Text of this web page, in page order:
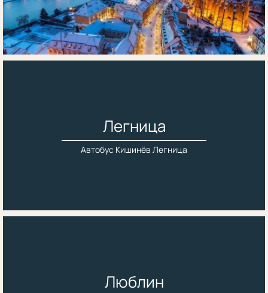
Легница
Автобус Кишинёв Легница
Люблин